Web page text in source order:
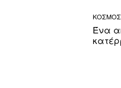
ΚΟΣΜΟΣ
Ένα